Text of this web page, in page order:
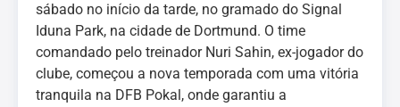
sábado no início da tarde, no gramado do Signal
Iduna Park, na cidade de Dortmund. O time
comandado pelo treinador Nuri Sahin, ex-jogador do
clube, começou a nova temporada com uma vitória
tranquila na DFB Pokal, onde garantiu a